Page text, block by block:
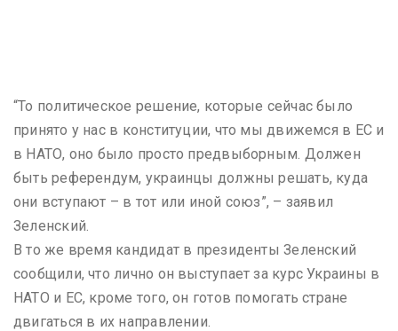
“То политическое решение, которые сейчас было
принято у нас в конституции, что мы движемся в ЕС и
в НАТО, оно было просто предвыборным. Должен
быть референдум, украинцы должны решать, куда
они вступают – в тот или иной союз”, – заявил
Зеленский.
В то же время кандидат в президенты Зеленский
сообщили, что лично он выступает за курс Украины в
НАТО и ЕС, кроме того, он готов помогать стране
двигаться в их направлении.